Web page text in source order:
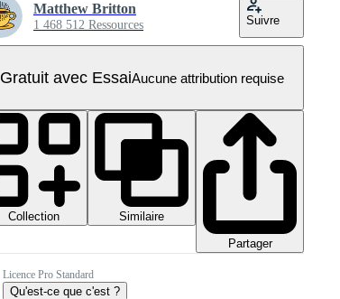
Matthew Britton
1 468 512 Ressources Suivre
Gratuit avec EssaiAucune attribution requise
Collection
Similaire
Partager
Licence Pro Standard
Qu'est-ce que c'est ?